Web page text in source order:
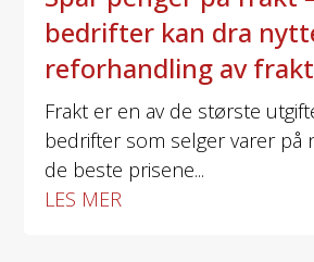
bedrifter kan dra
reforhandling av
Frakt er en av de største
bedrifter som selger varer på
de beste prisene...
LES MER